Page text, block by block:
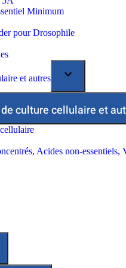
Minimum
pour Drosophile
et autres
culture cellulaire et
Acides non-essentiels,